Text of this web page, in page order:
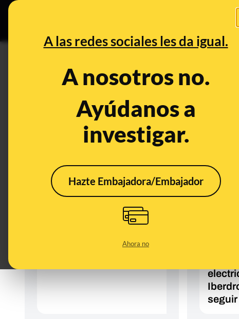
A las redes sociales les da igual.
A nosotros no.
Ayúdanos a
investigar.
Hazte Embajadora/Embajador
Ahora no
Maldito Clima
La urgencia de la crisis climática y sus repercusiones en
desinformación climática, res...
sequía en mi zona?
de
para